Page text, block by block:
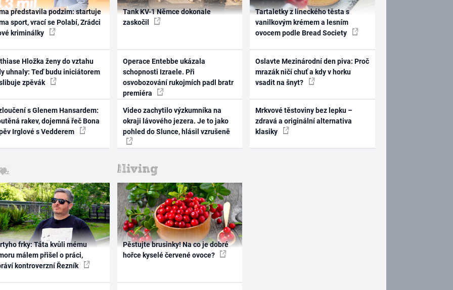
představila podzim: startuje
sport, vrací se Polabí, Zrádci
kriminálky
Hložka ženy do vztahu
uhnaly: Teď budu iniciátorem
zpěvák
s Glenem Hansardem:
rakev, dojemná řeč Bona
Irglové s Vedderem
Tank KV-1 Němce dokonale
zaskočil
Operace Entebbe ukázala
schopnosti Izraele. Při
osvobozování rukojmích padl bratr
premiéra
Video zachytilo výzkumníka na
okraji lávového jezera. Je to jako
pohled do Slunce, hlásil vzrušeně
Tartaletky z lineckého těsta s
vanilkovým krémem a lesním
ovocem podle Bread Society
Oslavte Mezinárodní den piva: Proč
mrazák ničí chuť a kdy v horku
vsadit na šnyt?
Mrkvové těstoviny bez lepku –
zdravá a originální alternativa
klasiky
frky: Táta kvůli mému
málem přišel o práci,
kontroverzní Řezník
Pěstujte brusinky! Na co je dobré
hořce kyselé červené ovoce?